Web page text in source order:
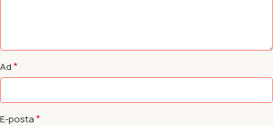
Ad*
E-posta*